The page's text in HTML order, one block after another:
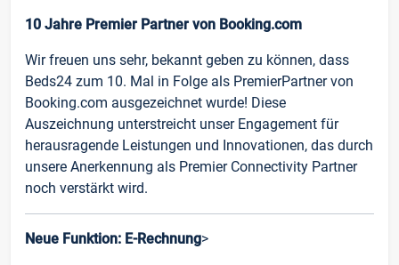
10 Jahre Premier Partner von Booking.com
Wir freuen uns sehr, bekannt geben zu können, dass
Beds24 zum 10. Mal in Folge als PremierPartner von
Booking.com ausgezeichnet wurde! Diese
Auszeichnung unterstreicht unser Engagement für
herausragende Leistungen und Innovationen, das durch
unsere Anerkennung als Premier Connectivity Partner
noch verstärkt wird.
Neue Funktion: E-Rechnung>